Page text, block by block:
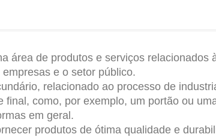
de produtos e serviços relacionados
e o setor público.
relacionado ao processo de
como, por exemplo, um portão ou
em geral.
produtos de ótima qualidade e